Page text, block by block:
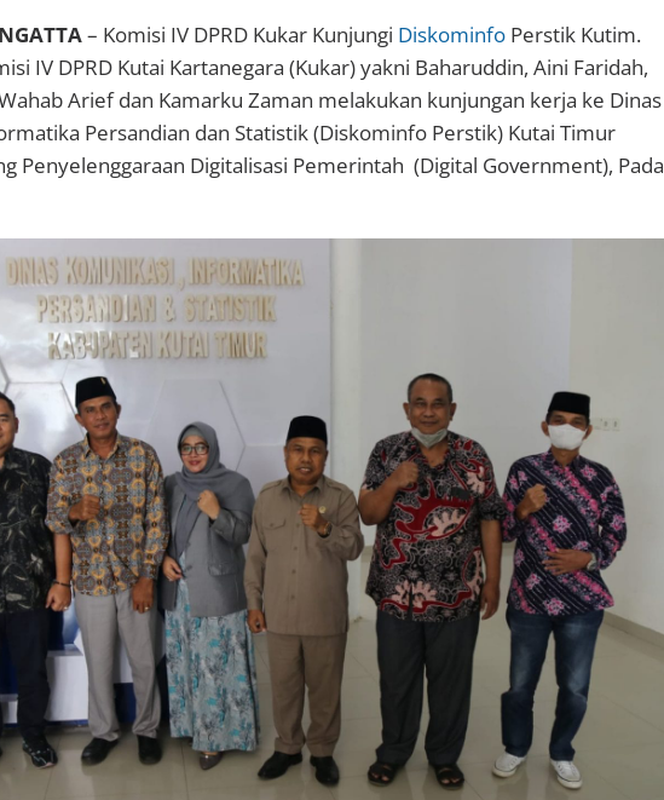
– Komisi IV DPRD Kukar Kunjungi Diskominfo Perstik Kutim.
IV DPRD Kutai Kartanegara (Kukar) yakni Baharuddin, Aini Faridah,
Arief dan Kamarku Zaman melakukan kunjungan kerja ke Dinas
Persandian dan Statistik (Diskominfo Perstik) Kutai Timur
Penyelenggaraan Digitalisasi Pemerintah (Digital Government), Pada